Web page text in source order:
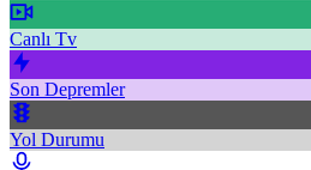
Canlı Tv
Son Depremler
Yol Durumu